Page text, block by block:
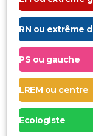
RN ou extrême
PS ou gauche
LREM ou centre
Ecologiste